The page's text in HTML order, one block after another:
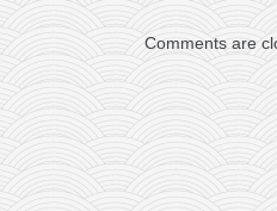
Comments are